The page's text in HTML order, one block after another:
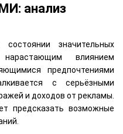
анализ
значительных
влиянием
предпочтениями
с серьёзными
и доходов от рекламы.
предсказать возможные